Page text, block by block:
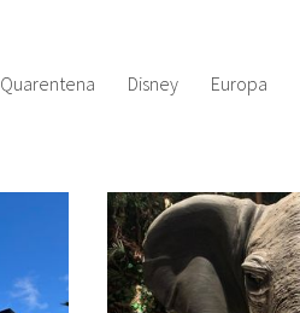
Quarentena Disney Europa